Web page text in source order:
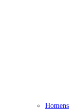
Homens